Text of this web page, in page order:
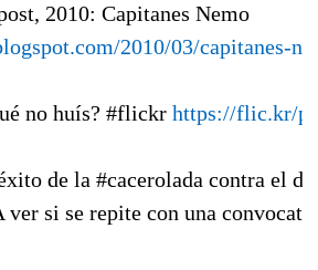
2010: Capitanes Nemo
2010/03/capitanes-
no huís? #flickr https://flic.kr/p/
de la #cacerolada contra el
ver si se repite con una